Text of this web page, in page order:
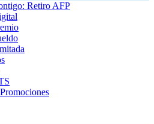
Retiro AFP